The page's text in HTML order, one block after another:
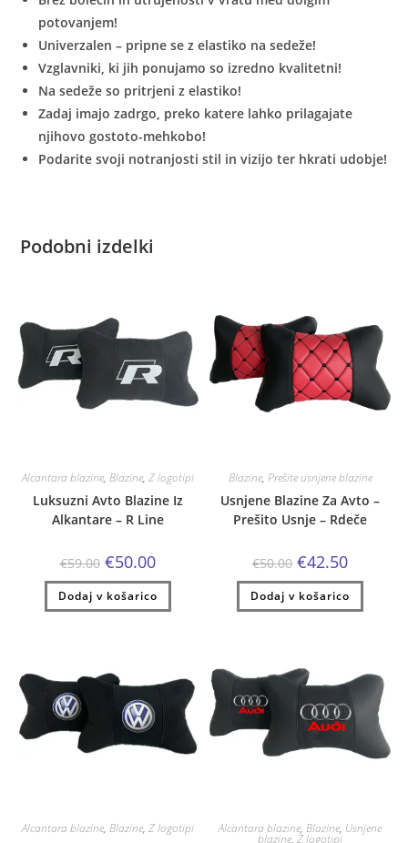
potovanjem!
Univerzalen – pripne se z elastiko na sedeže!
Vzglavniki, ki jih ponujamo so izredno kvalitetni!
Na sedeže so pritrjeni z elastiko!
Zadaj imajo zadrgo, preko katere lahko prilagajate
njihovo gostoto-mehkobo!
Podarite svoji notranjosti stil in vizijo ter hkrati udobje!
Podobni izdelki
Alcantara blazine, Blazine, Z logotipi
Luksuzni Avto Blazine Iz
Alkantare – R Line
€59.00 Izvirna
cena
je
bila:
€59.00.
€50.00Trenutna
cena
je:
€50.00.
Dodaj v košarico
Blazine, Prešite usnjene blazine
Usnjene Blazine Za Avto –
Prešito Usnje – Rdeče
€50.00 Izvirna
cena
je
bila:
€50.00.
€42.50Trenutna
je:
€42.50.
Dodaj v košarico
Alcantara blazine, Blazine, Z logotipi Alcantara blazine,Blazine, Usnjene
blazine,Z logotipi